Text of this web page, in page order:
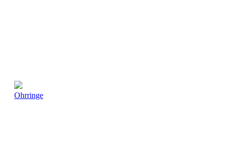
Ohrringe